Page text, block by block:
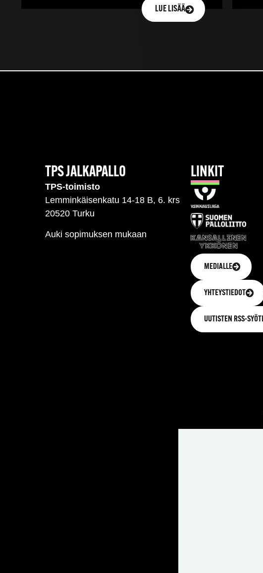
LUE LISÄÄ
TPS JALKAPALLO
TPS-toimisto
Lemminkäisenkatu 14-18 B, 6. krs
20520 Turku
Auki sopimuksen mukaan
LINKIT
MEDIALLE
YHTEYSTIEDOT
UUTISTEN RSS-